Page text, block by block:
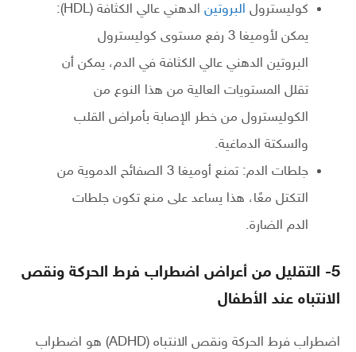
كوليسترول البروتين
الدهني عالي الكثافة (HDL):
يمكن لأوميغا 3 رفع مستوى كوليسترول
البروتين الدهني عالي الكثافة في الدم، يمكن أن
تقلل المستويات العالية من هذا النوع من
الكوليسترول من خطر الإصابة بأمراض القلب
والسكتة الدماغية.
جلطات الدم: تمنع أوميغا 3 الصفائح الدموية من
التكتل معًا، هذا يساعد على منع تكون جلطات
الدم الضارة.
5- التقليل من أعراض اضطراب فرط الحركة ونقص
الانتباه عند الأطفال
اضطراب فرط الحركة ونقص الانتباه (ADHD) هو اضطراب